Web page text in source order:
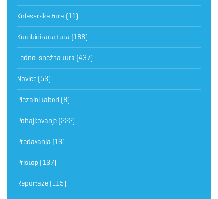
Kolesarska tura (14)
Kombinirana tura (188)
Ledno-snežna tura (437)
Novice (53)
Plezalni tabori (8)
Pohajkovanje (222)
Predavanja (13)
Pristop (137)
Reportaže (115)